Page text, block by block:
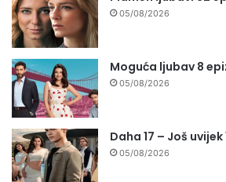
05/08/2026
Moguća ljubav 8
05/08/2026
Daha 17 – Još uvijek
05/08/2026